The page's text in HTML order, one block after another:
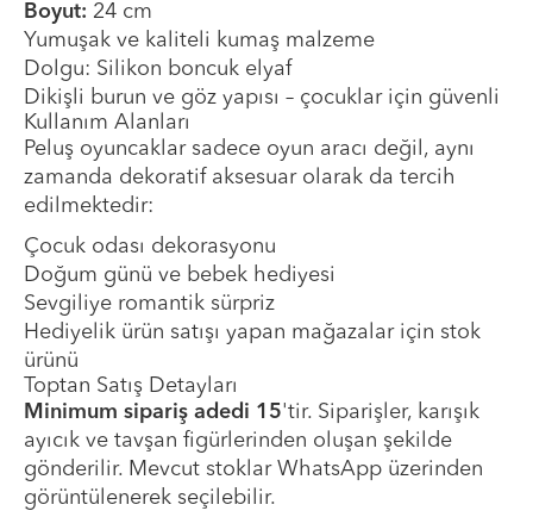
Boyut: 24 cm
Yumuşak ve kaliteli kumaş malzeme
Dolgu: Silikon boncuk elyaf
Dikişli burun ve göz yapısı – çocuklar için güvenli
Kullanım Alanları
Peluş oyuncaklar sadece oyun aracı değil, aynı
zamanda dekoratif aksesuar olarak da tercih
edilmektedir:
Çocuk odası dekorasyonu
Doğum günü ve bebek hediyesi
Sevgiliye romantik sürpriz
Hediyelik ürün satışı yapan mağazalar için stok
ürünü
Toptan Satış Detayları
Minimum sipariş adedi 15'tir. Siparişler, karışık
ayıcık ve tavşan figürlerinden oluşan şekilde
gönderilir. Mevcut stoklar WhatsApp üzerinden
görüntülenerek seçilebilir.